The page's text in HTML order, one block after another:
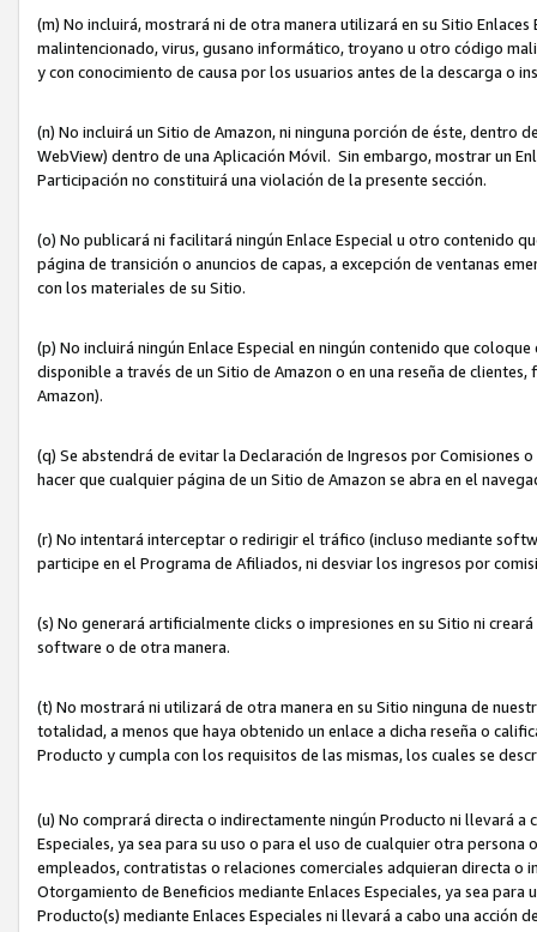
(m) No incluirá, mostrará ni de otra manera utilizará en su Sitio
malintencionado, virus, gusano informático, troyano u otro código
y con conocimiento de causa por los usuarios antes de la descarga
(n) No incluirá un Sitio de Amazon, ni ninguna porción de éste,
WebView) dentro de una Aplicación Móvil. Sin embargo, mostrar un
Participación no constituirá una violación de la presente sección.
(o) No publicará ni facilitará ningún Enlace Especial u otro contenido
página de transición o anuncios de capas, a excepción de ventanas
con los materiales de su Sitio.
(p) No incluirá ningún Enlace Especial en ningún contenido que
disponible a través de un Sitio de Amazon o en una reseña de
Amazon).
(q) Se abstendrá de evitar la Declaración de Ingresos por
hacer que cualquier página de un Sitio de Amazon se abra en el
(r) No intentará interceptar o redirigir el tráfico (incluso mediante
participe en el Programa de Afiliados, ni desviar los ingresos por
(s) No generará artificialmente clicks o impresiones en su Sitio ni
software o de otra manera.
(t) No mostrará ni utilizará de otra manera en su Sitio ninguna de
totalidad, a menos que haya obtenido un enlace a dicha reseña o
Producto y cumpla con los requisitos de las mismas, los cuales se
(u) No comprará directa o indirectamente ningún Producto ni llevará a
Especiales, ya sea para su uso o para el uso de cualquier otra
empleados, contratistas o relaciones comerciales adquieran directa o
Otorgamiento de Beneficios mediante Enlaces Especiales, ya sea
Producto(s) mediante Enlaces Especiales ni llevará a cabo una